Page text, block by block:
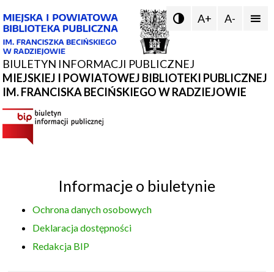
BIULETYN INFORMACJI PUBLICZNEJ
MIEJSKIEJ I POWIATOWEJ BIBLIOTEKI PUBLICZNEJ
IM. FRANCISKA BECIŃSKIEGO W RADZIEJOWIE
 A+ A- 
Informacje o biuletynie
Ochrona danych osobowych
Deklaracja dostępności
Redakcja BIP